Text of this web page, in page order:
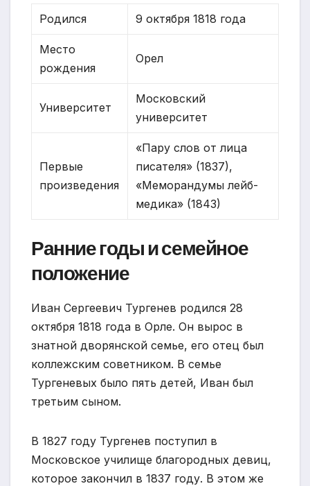
Родился 9 октября 1818 года
Место
рождения
Орел
Университет
Московский
университет
Первые
произведения
«Пару слов от лица
писателя» (1837),
«Меморандумы лейб-
медика» (1843)
Ранние годы и семейное
положение
Иван Сергеевич Тургенев родился 28
октября 1818 года в Орле. Он вырос в
знатной дворянской семье, его отец был
коллежским советником. В семье
Тургеневых было пять детей, Иван был
третьим сыном.
В 1827 году Тургенев поступил в
Московское училище благородных девиц,
которое закончил в 1837 году. В этом же